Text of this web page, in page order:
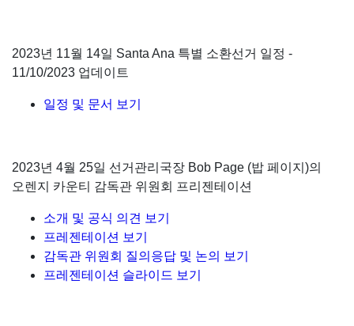
2023년 11월 14일 Santa Ana 특별 소환선거 일정 -
11/10/2023 업데이트
일정 및 문서 보기
2023년 4월 25일 선거관리국장 Bob Page (밥 페이지)의
오렌지 카운티 감독관 위원회 프리젠테이션
소개 및 공식 의견 보기
프레젠테이션 보기
감독관 위원회 질의응답 및 논의 보기
프레젠테이션 슬라이드 보기